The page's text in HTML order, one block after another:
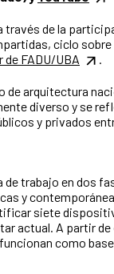
través de la
ciclo
de FADU/UBA .
de arquitectura
diverso y se
y privados
trabajo en dos
y
siete
actual. A partir
como